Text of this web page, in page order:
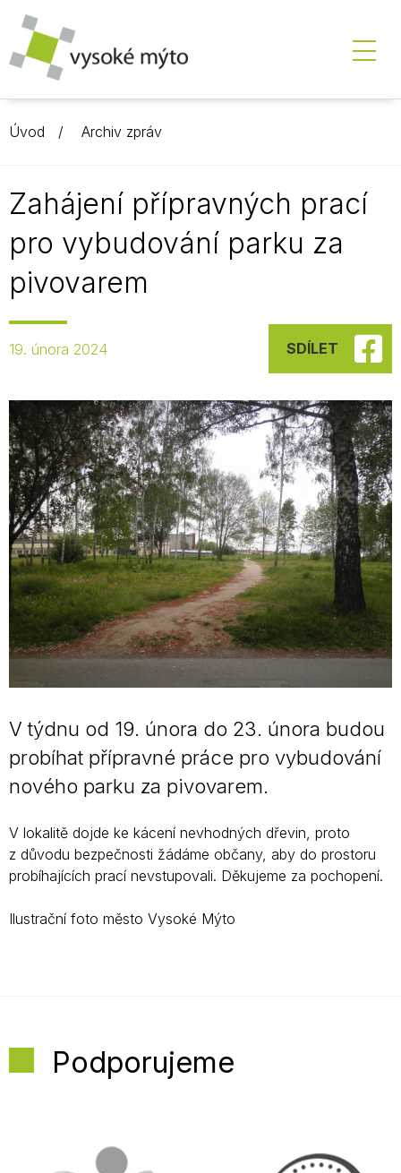
Úvod Archiv zpráv
Zahájení přípravných prací
pro vybudování parku za
pivovarem
19. února 2024 SDÍLET
V týdnu od 19. února do 23. února budou
probíhat přípravné práce pro vybudování
nového parku za pivovarem.
V lokalitě dojde ke kácení nevhodných dřevin, proto
z důvodu bezpečnosti žádáme občany, aby do prostoru
probíhajících prací nevstupovali. Děkujeme za pochopení.
Ilustrační foto město Vysoké Mýto
Podporujeme